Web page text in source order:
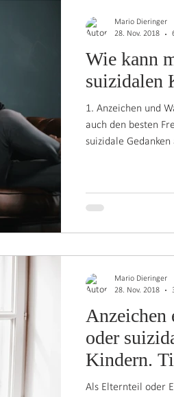
Wie kann
suizidalen
1. Anzeichen und
auch den besten
suizidale Gedanken
Mario Dieringer
28. Nov. 2018
Anzeichen
oder
Kindern.
Erziehun
Als Elternteil oder
Mario Dieringer
28. Nov. 2018